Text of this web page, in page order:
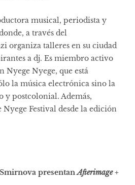
musical, periodista y
a través del
organiza talleres en su ciudad
a dj. Es miembro activo
Nyege Nyege, que está
la música electrónica sino la
y postcolonial. Además,
Nyege Festival desde la edición
presentanAfterimage+